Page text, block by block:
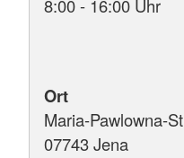
8:00 - 16:00 Uhr
Ort
Maria-Pawlowna-
07743 Jena